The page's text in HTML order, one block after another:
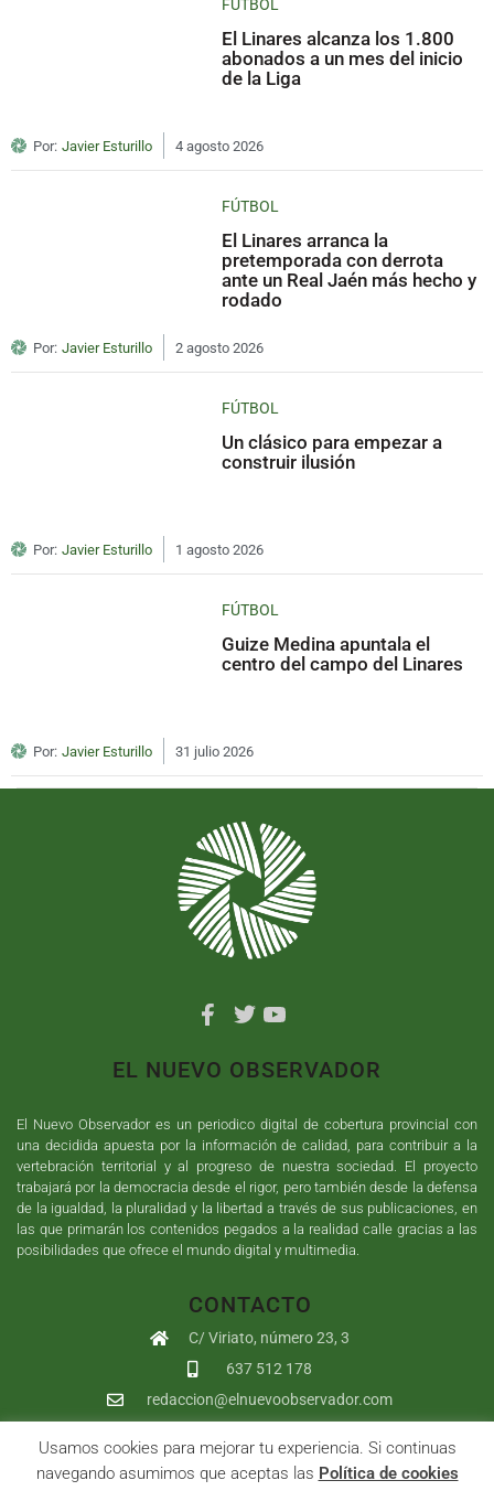
FÚTBOL
El Linares alcanza los 1.800
abonados a un mes del inicio
de la Liga
Por: Javier Esturillo 4 agosto 2026
FÚTBOL
El Linares arranca la
pretemporada con derrota
ante un Real Jaén más hecho y
rodado
Por: Javier Esturillo 2 agosto 2026
FÚTBOL
Un clásico para empezar a
construir ilusión
Por: Javier Esturillo 1 agosto 2026
FÚTBOL
Guize Medina apuntala el
centro del campo del Linares
Por: Javier Esturillo 31 julio 2026
EL NUEVO OBSERVADOR
El Nuevo Observador es un periodico digital de cobertura provincial con
una decidida apuesta por la información de calidad, para contribuir a la
vertebración territorial y al progreso de nuestra sociedad. El proyecto
trabajará por la democracia desde el rigor, pero también desde la defensa
de la igualdad, la pluralidad y la libertad a través de sus publicaciones, en
las que primarán los contenidos pegados a la realidad calle gracias a las
posibilidades que ofrece el mundo digital y multimedia.
CONTACTO
C/ Viriato, número 23, 3
637 512 178
redaccion@elnuevoobservador.com
Copyright ©2026 El Nuevo Observador | Sumurdigital Diseño web
Usamos cookies para mejorar tu experiencia. Si continuas
navegando asumimos que aceptas las Política de cookies